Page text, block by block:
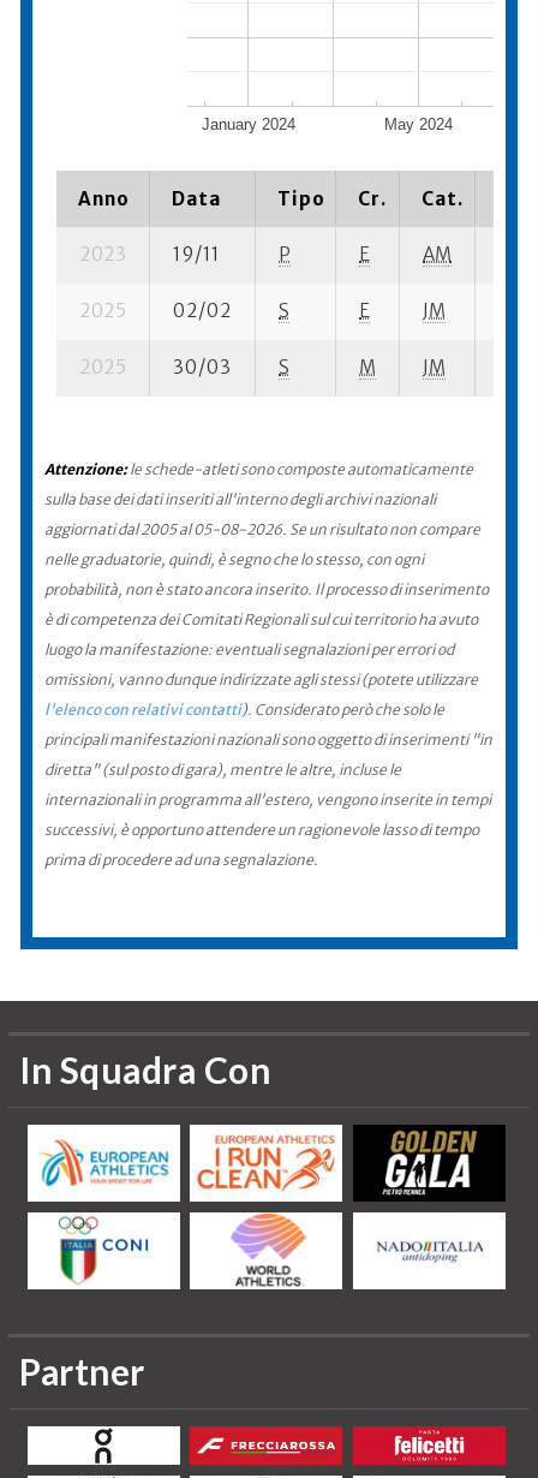
January 2024 May 2024
Anno Data Tipo Cr. Cat.
2023 19/11 P E AM
2025 02/02 S E JM
2025 30/03 S M JM
Attenzione:le schede-atleti sono composte automaticamente
sulla base dei dati inseriti all'interno degli archivi nazionali
aggiornati dal 2005 al 05-08-2026. Se un risultato non compare
nelle graduatorie, quindi, è segno che lo stesso, con ogni
probabilità, non è stato ancora inserito. Il processo di inserimento
è di competenza dei Comitati Regionali sul cui territorio ha avuto
luogo la manifestazione: eventuali segnalazioni per errori od
omissioni, vanno dunque indirizzate agli stessi (potete utilizzare
l'elenco con relativi contatti). Considerato però che solo le
principali manifestazioni nazionali sono oggetto di inserimenti "in
diretta" (sul posto di gara), mentre le altre, incluse le
internazionali in programma all'estero, vengono inserite in tempi
successivi, è opportuno attendere un ragionevole lasso di tempo
prima di procedere ad una segnalazione.
In Squadra Con
Partner